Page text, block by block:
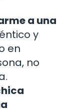
a una
y
en
no